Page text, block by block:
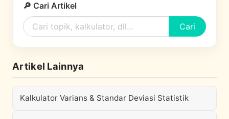
🔎 Cari Artikel
Cari
Artikel Lainnya
Kalkulator Varians & Standar Deviasi Statistik